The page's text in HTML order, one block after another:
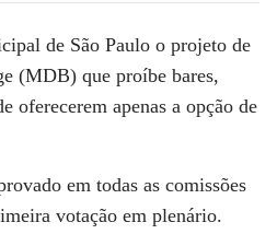
de São Paulo o projeto de
(MDB) que proíbe bares,
oferecerem apenas a opção de
em todas as comissões
votação em plenário.